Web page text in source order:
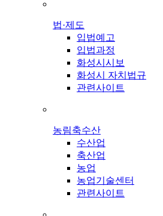
법·제도
입법예고
입법과정
화성시시보
화성시 자치법규
관련사이트
농림축수산
수산업
축산업
농업
농업기술센터
관련사이트